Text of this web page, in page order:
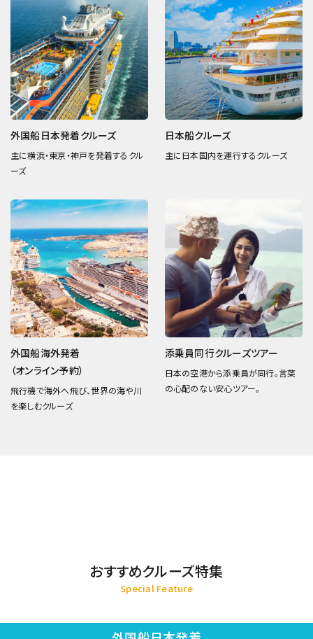
外国船日本発着クルーズ
主に横浜・東京・神戸を発着するクル
ーズ
日本船クルーズ
主に日本国内を運行するクルーズ
外国船海外発着
（オンライン予約）
飛行機で海外へ飛び、世界の海や川
を楽しむクルーズ
添乗員同行クルーズツアー
日本の空港から添乗員が同行。言葉
の心配のない安心ツアー。
おすすめクルーズ特集
Special Feature